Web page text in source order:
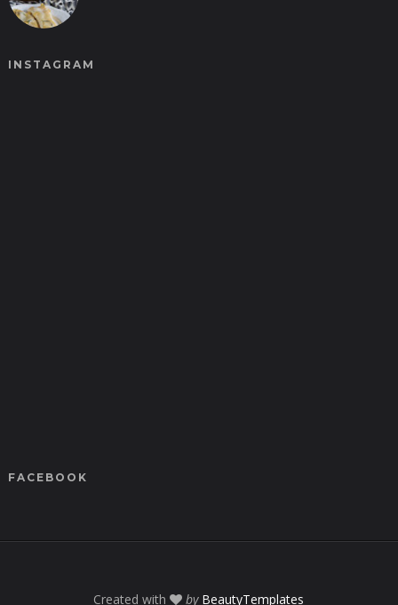
INSTAGRAM
FACEBOOK
Created with by BeautyTemplates